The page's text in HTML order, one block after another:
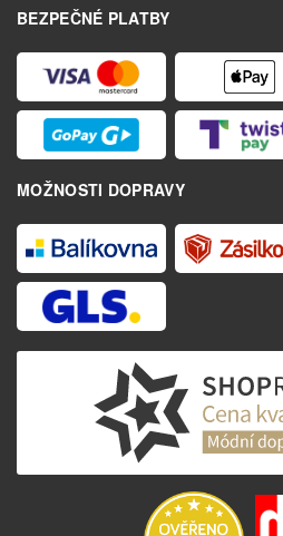
BEZPEČNÉ PLATBY
MOŽNOSTI DOPRAVY